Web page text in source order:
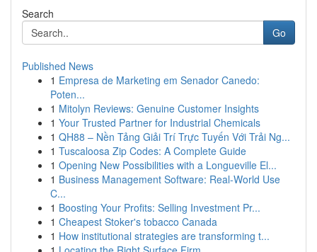
Search
Go
Published News
1 Empresa de Marketing em Senador Canedo:
Poten...
1 Mitolyn Reviews: Genuine Customer Insights
1 Your Trusted Partner for Industrial Chemicals
1 QH88 – Nền Tảng Giải Trí Trực Tuyến Với Trải Ng...
1 Tuscaloosa Zip Codes: A Complete Guide
1 Opening New Possibilities with a Longueville El...
1 Business Management Software: Real-World Use
C...
1 Boosting Your Profits: Selling Investment Pr...
1 Cheapest Stoker's tobacco Canada
1 How institutional strategies are transforming t...